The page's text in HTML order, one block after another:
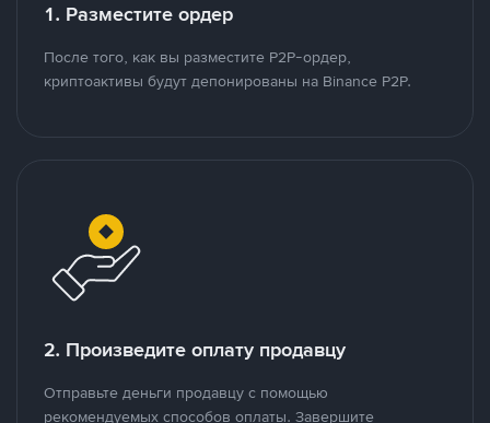
1. Разместите ордер
После того, как вы разместите P2P-ордер,
криптоактивы будут депонированы на Binance P2P.
2. Произведите оплату продавцу
Отправьте деньги продавцу с помощью
рекомендуемых способов оплаты. Завершите